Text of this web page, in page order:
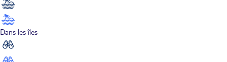
Dans les îles